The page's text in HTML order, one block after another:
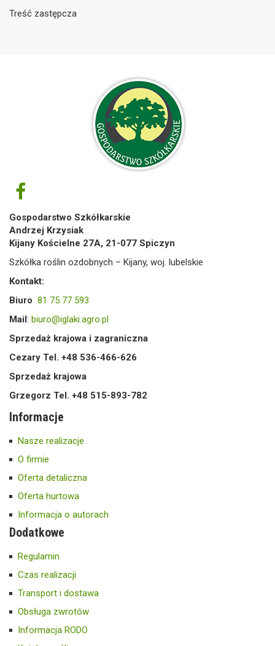
Treść zastępcza
Gospodarstwo Szkółkarskie
Andrzej Krzysiak
Kijany Kościelne 27A, 21-077 Spiczyn
Szkółka roślin ozdobnych – Kijany, woj. lubelskie
Kontakt:
Biuro 81 75 77 593
Mail : biuro@iglaki.agro.pl
Sprzedaż krajowa i zagraniczna
Cezary Tel. +48 536-466-626
Sprzedaż krajowa
Grzegorz Tel. +48 515-893-782
Informacje
Nasze realizacje
O firmie
Oferta detaliczna
Oferta hurtowa
Informacja o autorach
Dodatkowe
Regulamin
Czas realizacji
Transport i dostawa
Obsługa zwrotów
Informacja RODO